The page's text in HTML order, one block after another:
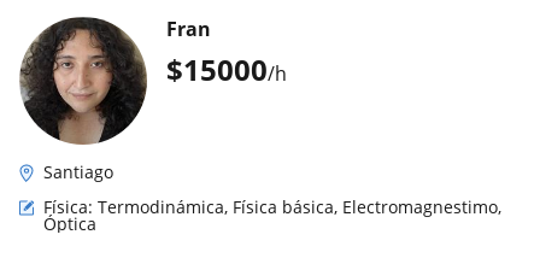
$15000/h
Fran
Santiago
Física: Termodinámica, Física básica, Electromagnestimo,
Óptica